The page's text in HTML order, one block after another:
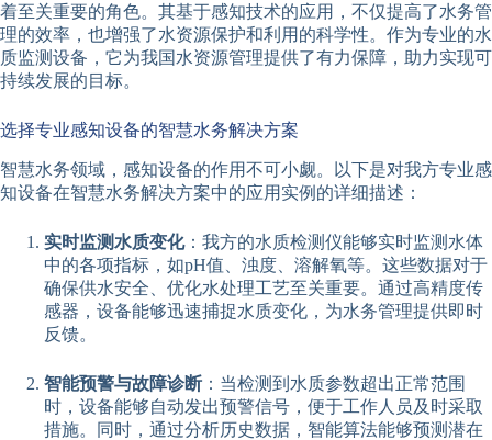
着至关重要的角色。其基于感知技术的应用，不仅提高了水务管
理的效率，也增强了水资源保护和利用的科学性。作为专业的水
质监测设备，它为我国水资源管理提供了有力保障，助力实现可
持续发展的目标。
选择专业感知设备的智慧水务解决方案
智慧水务领域，感知设备的作用不可小觑。以下是对我方专业感
知设备在智慧水务解决方案中的应用实例的详细描述：
实时监测水质变化：我方的水质检测仪能够实时监测水体
中的各项指标，如pH值、浊度、溶解氧等。这些数据对于
确保供水安全、优化水处理工艺至关重要。通过高精度传
感器，设备能够迅速捕捉水质变化，为水务管理提供即时
反馈。
智能预警与故障诊断 ：当检测到水质参数超出正常范围
时，设备能够自动发出预警信号，便于工作人员及时采取
措施。同时，通过分析历史数据，智能算法能够预测潜在